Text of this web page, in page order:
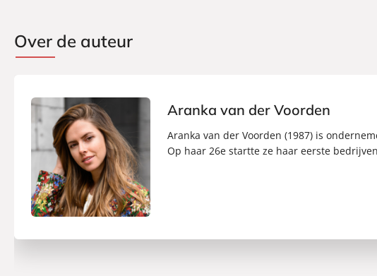
Over de auteur
Aranka van der Voorden
Aranka van der Voorden (1987) is
Op haar 26e startte ze haar eerste